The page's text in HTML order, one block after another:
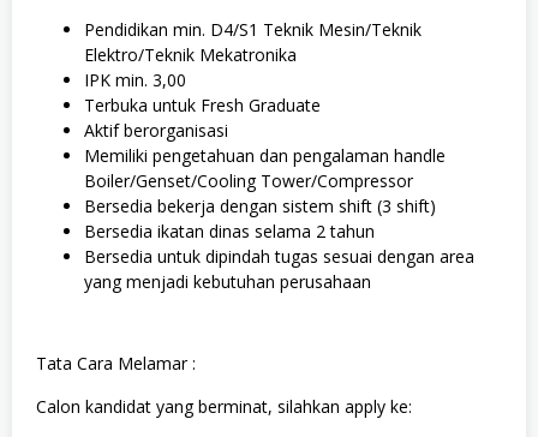
Pendidikan min. D4/S1 Teknik Mesin/Teknik
Elektro/Teknik Mekatronika
IPK min. 3,00
Terbuka untuk Fresh Graduate
Aktif berorganisasi
Memiliki pengetahuan dan pengalaman handle
Boiler/Genset/Cooling Tower/Compressor
Bersedia bekerja dengan sistem shift (3 shift)
Bersedia ikatan dinas selama 2 tahun
Bersedia untuk dipindah tugas sesuai dengan area
yang menjadi kebutuhan perusahaan
Tata Cara Melamar :
Calon kandidat yang berminat, silahkan apply ke: